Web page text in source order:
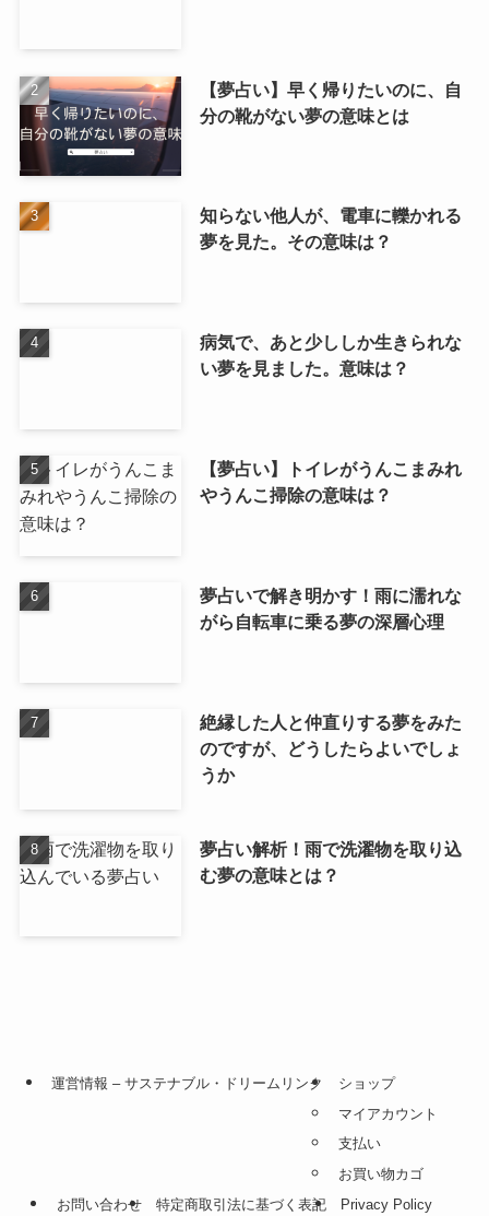
【夢占い】早く帰りたいのに、自
分の靴がない夢の意味とは
知らない他人が、電車に轢かれる
夢を見た。その意味は？
病気で、あと少ししか生きられな
い夢を見ました。意味は？
【夢占い】トイレがうんこまみれ
やうんこ掃除の意味は？
夢占いで解き明かす！雨に濡れな
がら自転車に乗る夢の深層心理
絶縁した人と仲直りする夢をみた
のですが、どうしたらよいでしょ
うか
夢占い解析！雨で洗濯物を取り込
む夢の意味とは？
運営情報 – サステナブル・ドリームリンク
ショップ
マイアカウント
支払い
お買い物カゴ
お問い合わせ
特定商取引法に基づく表記 Privacy Policy